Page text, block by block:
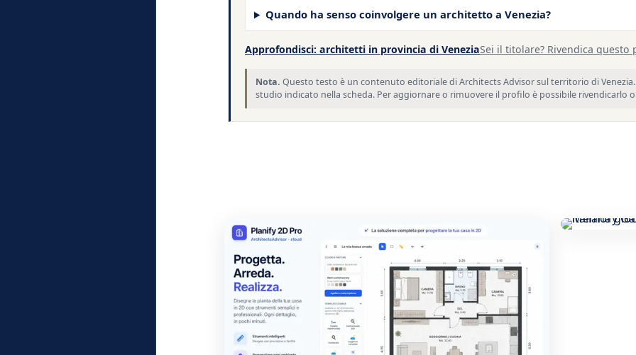
Quando ha senso coinvolgere un architetto a Venezia?
Approfondisci: architetti in provincia di VeneziaSei il titolare? Rivendica questo
Nota. Questo testo è un contenuto editoriale di Architects Advisor sul territorio di
studio indicato nella scheda. Per aggiornare o rimuovere il profilo è possibile rivendicarlo